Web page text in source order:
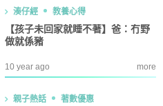
湊仔經 教養心得
【孩子未回家就睡不著】爸：冇野
做就係豬
10 year ago more
親子熱話 著數優惠